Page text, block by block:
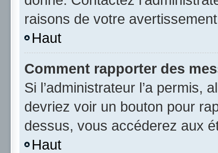
raisons de votre
Haut
Comment rapporter des
Si l’administrateur l’a permis,
devriez voir un bouton pour
dessus, vous accéderez aux
Haut